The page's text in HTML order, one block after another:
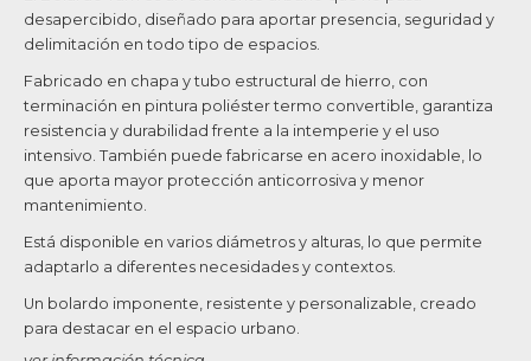
desapercibido, diseñado para aportar presencia, seguridad y
delimitación en todo tipo de espacios.
Fabricado en chapa y tubo estructural de hierro, con
terminación en pintura poliéster termo convertible, garantiza
resistencia y durabilidad frente a la intemperie y el uso
intensivo. También puede fabricarse en acero inoxidable, lo
que aporta mayor protección anticorrosiva y menor
mantenimiento.
Está disponible en varios diámetros y alturas, lo que permite
adaptarlo a diferentes necesidades y contextos.
Un bolardo imponente, resistente y personalizable, creado
para destacar en el espacio urbano.